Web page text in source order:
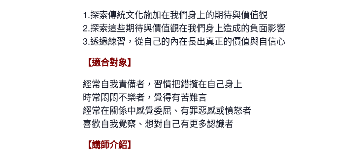
1.探索傳統文化施加在我們身上的期待與價值觀
2.探索這些期待與價值觀在我們身上造成的負面影響
3.透過練習，從自己的內在長出真正的價值與自信心
【適合對象】
經常自我責備者，習慣把錯攬在自己身上
時常悶悶不樂者，覺得有苦難言
經常在關係中感覺委屈、有罪惡感或憤怒者
喜歡自我覺察、想對自己有更多認識者
【講師介紹】